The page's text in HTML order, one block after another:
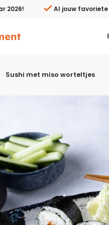
2026! Al jouw
Sushi met miso worteltjes